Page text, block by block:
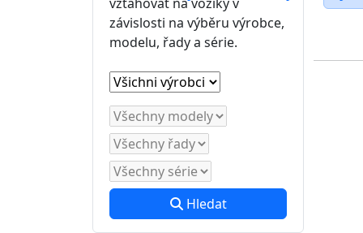
závislosti na výběru výrobce,
modelu, řady a série.
Hledat